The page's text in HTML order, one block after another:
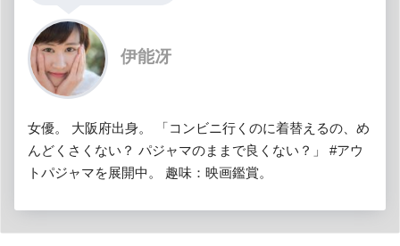
伊能冴
女優。 大阪府出身。 「コンビニ行くのに着替えるの、め
んどくさくない？ パジャマのままで良くない？」 #アウ
トパジャマを展開中。 趣味：映画鑑賞。